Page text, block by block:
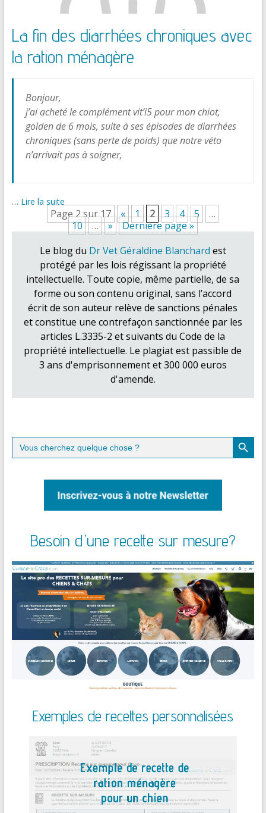
La fin des diarrhées chroniques avec
la ration ménagère
Bonjour,
j’ai acheté le complément vit’i5 pour mon chiot,
golden de 6 mois, suite à ses épisodes de diarrhées
chroniques (sans perte de poids) que notre véto
n’arrivait pas à soigner,
… Lire la suite
Page 2 sur 17 « 1 2 3 4 5
…
10
… »
Dernière page »
Le blog du Dr Vet Géraldine Blanchard est
protégé par les lois régissant la propriété
intellectuelle. Toute copie, même partielle, de sa
forme ou son contenu original, sans l’accord
écrit de son auteur relève de sanctions pénales
et constitue une contrefaçon sanctionnée par les
articles L.3335-2 et suivants du Code de la
propriété intellectuelle. Le plagiat est passible de
3 ans d'emprisonnement et 300 000 euros
d'amende.
Search
for:
Search Button
Besoin d'une recette sur mesure?
Exemples de recettes personnalisées